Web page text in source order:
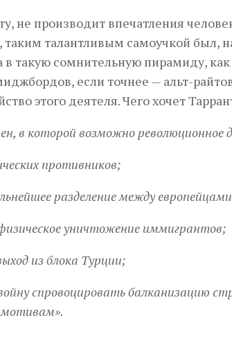
не производит впечатления
таким талантливым самоучкой был,
в такую сомнительную пирамиду,
если точнее — альт-
этого деятеля. Чего хочет
в которой возможно революционное
противников;
разделение между
уничтожение иммигрантов;
из блока Турции;
спровоцировать балканизацию